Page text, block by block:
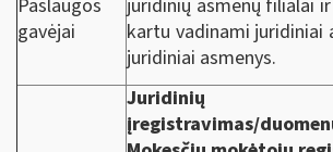
Paslaugos
gavėjai
juridinių asmenų filialai
kartu vadinami juridiniai
juridiniai asmenys.
Juridinių
įregistravimas/